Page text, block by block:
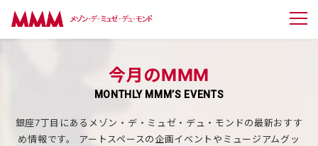
今月のMMM
MONTHLY MMM’S EVENTS
銀座7丁目にあるメゾン・デ・ミュゼ・デュ・モンドの最新おすす
め情報です。
アートスペースの企画イベントやミュージアムグッ